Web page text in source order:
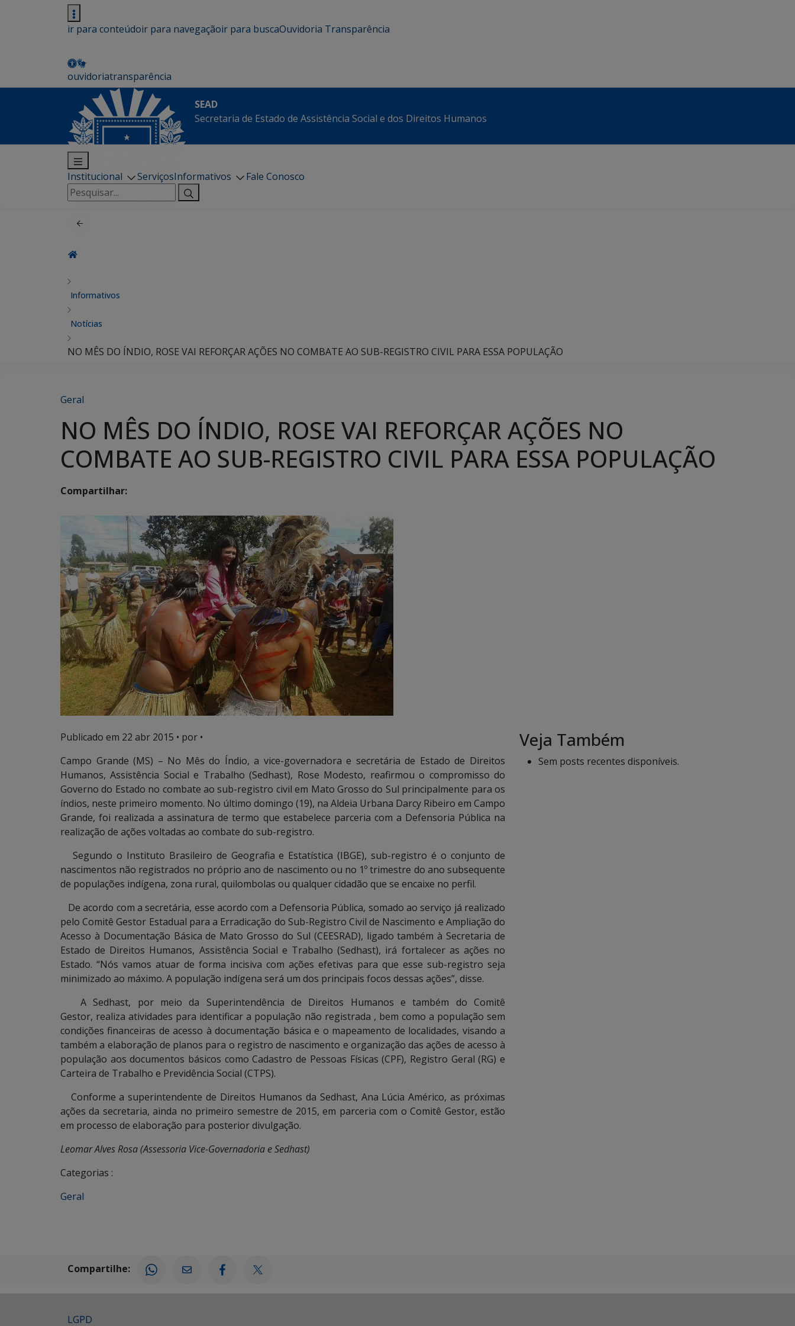
ir para conteúdoir para navegaçãoir para buscaOuvidoria Transparência
ouvidoriatransparência
SEAD
Secretaria de Estado de Assistência Social e dos Direitos Humanos
Institucional ServiçosInformativos
Fale Conosco
Pesquisar
por:
Informativos
Notícias
NO MÊS DO ÍNDIO, ROSE VAI REFORÇAR AÇÕES NO COMBATE AO SUB-REGISTRO CIVIL PARA ESSA POPULAÇÃO
Geral
NO MÊS DO ÍNDIO, ROSE VAI REFORÇAR AÇÕES NO
COMBATE AO SUB-REGISTRO CIVIL PARA ESSA POPULAÇÃO
Compartilhar:
Publicado em 22 abr 2015 • por •
Campo Grande (MS) – No Mês do Índio, a vice-governadora e secretária de Estado de Direitos
Humanos, Assistência Social e Trabalho (Sedhast), Rose Modesto, reafirmou o compromisso do
Governo do Estado no combate ao sub-registro civil em Mato Grosso do Sul principalmente para os
índios, neste primeiro momento. No último domingo (19), na Aldeia Urbana Darcy Ribeiro em Campo
Grande, foi realizada a assinatura de termo que estabelece parceria com a Defensoria Pública na
realização de ações voltadas ao combate do sub-registro.
Segundo o Instituto Brasileiro de Geografia e Estatística (IBGE), sub-registro é o conjunto de
nascimentos não registrados no próprio ano de nascimento ou no 1º trimestre do ano subsequente
de populações indígena, zona rural, quilombolas ou qualquer cidadão que se encaixe no perfil.
De acordo com a secretária, esse acordo com a Defensoria Pública, somado ao serviço já realizado
pelo Comitê Gestor Estadual para a Erradicação do Sub-Registro Civil de Nascimento e Ampliação do
Acesso à Documentação Básica de Mato Grosso do Sul (CEESRAD), ligado também à Secretaria de
Estado de Direitos Humanos, Assistência Social e Trabalho (Sedhast), irá fortalecer as ações no
Estado. “Nós vamos atuar de forma incisiva com ações efetivas para que esse sub-registro seja
minimizado ao máximo. A população indígena será um dos principais focos dessas ações”, disse.
A Sedhast, por meio da Superintendência de Direitos Humanos e também do Comitê
Gestor, realiza atividades para identificar a população não registrada , bem como a população sem
condições financeiras de acesso à documentação básica e o mapeamento de localidades, visando a
também a elaboração de planos para o registro de nascimento e organização das ações de acesso à
população aos documentos básicos como Cadastro de Pessoas Físicas (CPF), Registro Geral (RG) e
Carteira de Trabalho e Previdência Social (CTPS).
Conforme a superintendente de Direitos Humanos da Sedhast, Ana Lúcia Américo, as próximas
ações da secretaria, ainda no primeiro semestre de 2015, em parceria com o Comitê Gestor, estão
em processo de elaboração para posterior divulgação.
Leomar Alves Rosa (Assessoria Vice-Governadoria e Sedhast)
Categorias :
Geral
Veja Também
Sem posts recentes disponíveis.
Compartilhe:
LGPD